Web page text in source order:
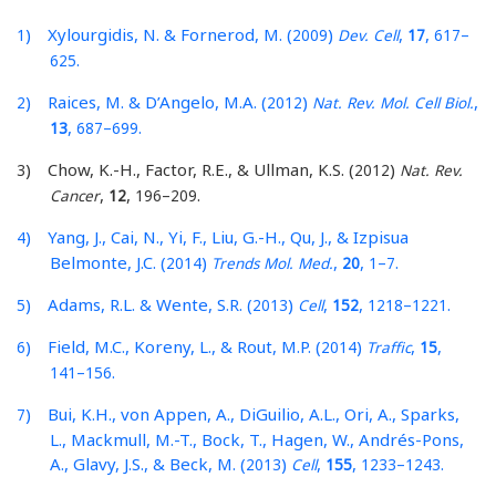
1) Xylourgidis, N. & Fornerod, M. (2009) Dev. Cell, 17, 617–
625.
2) Raices, M. & D’Angelo, M.A. (2012) Nat. Rev. Mol. Cell Biol.,
13, 687–699.
3) Chow, K.-H., Factor, R.E., & Ullman, K.S. (2012) Nat. Rev.
Cancer, 12, 196–209.
4) Yang, J., Cai, N., Yi, F., Liu, G.-H., Qu, J., & Izpisua
Belmonte, J.C. (2014) Trends Mol. Med., 20, 1 –7.
5) Adams, R.L. & Wente, S.R. (2013) Cell, 152, 1218–1221.
6) Field, M.C., Koreny, L., & Rout, M.P. (2014) Traffic, 15,
141 –156.
7) Bui, K.H., von Appen, A., DiGuilio, A.L., Ori, A., Sparks,
L., Mackmull, M.-T., Bock, T., Hagen, W., Andrés-Pons,
A., Glavy, J.S., & Beck, M. (2013) Cell, 155, 1233–1243.